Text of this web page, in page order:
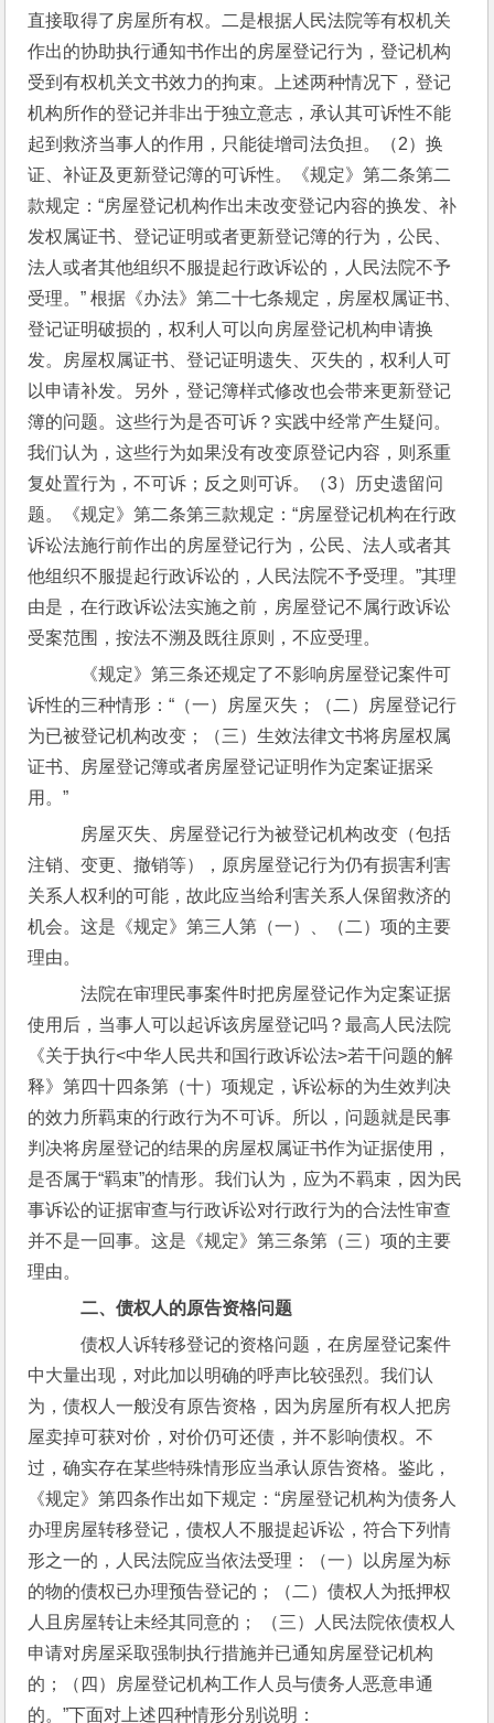
直接取得了房屋所有权。二是根据人民法院等有权机关
作出的协助执行通知书作出的房屋登记行为，登记机构
受到有权机关文书效力的拘束。上述两种情况下，登记
机构所作的登记并非出于独立意志，承认其可诉性不能
起到救济当事人的作用，只能徒增司法负担。（2）换
证、补证及更新登记簿的可诉性。《规定》第二条第二
款规定：“房屋登记机构作出未改变登记内容的换发、补
发权属证书、登记证明或者更新登记簿的行为，公民、
法人或者其他组织不服提起行政诉讼的，人民法院不予
受理。” 根据《办法》第二十七条规定，房屋权属证书、
登记证明破损的，权利人可以向房屋登记机构申请换
发。房屋权属证书、登记证明遗失、灭失的，权利人可
以申请补发。另外，登记簿样式修改也会带来更新登记
簿的问题。这些行为是否可诉？实践中经常产生疑问。
我们认为，这些行为如果没有改变原登记内容，则系重
复处置行为，不可诉；反之则可诉。（3）历史遗留问
题。《规定》第二条第三款规定：“房屋登记机构在行政
诉讼法施行前作出的房屋登记行为，公民、法人或者其
他组织不服提起行政诉讼的，人民法院不予受理。”其理
由是，在行政诉讼法实施之前，房屋登记不属行政诉讼
受案范围，按法不溯及既往原则，不应受理。
《规定》第三条还规定了不影响房屋登记案件可
诉性的三种情形：“（一）房屋灭失；（二）房屋登记行
为已被登记机构改变；（三）生效法律文书将房屋权属
证书、房屋登记簿或者房屋登记证明作为定案证据采
用。”
房屋灭失、房屋登记行为被登记机构改变（包括
注销、变更、撤销等），原房屋登记行为仍有损害利害
关系人权利的可能，故此应当给利害关系人保留救济的
机会。这是《规定》第三人第（一）、（二）项的主要
理由。
法院在审理民事案件时把房屋登记作为定案证据
使用后，当事人可以起诉该房屋登记吗？最高人民法院
《关于执行<中华人民共和国行政诉讼法>若干问题的解
释》第四十四条第（十）项规定，诉讼标的为生效判决
的效力所羁束的行政行为不可诉。所以，问题就是民事
判决将房屋登记的结果的房屋权属证书作为证据使用，
是否属于“羁束”的情形。我们认为，应为不羁束，因为民
事诉讼的证据审查与行政诉讼对行政行为的合法性审查
并不是一回事。这是《规定》第三条第（三）项的主要
理由。
二、债权人的原告资格问题
债权人诉转移登记的资格问题，在房屋登记案件
中大量出现，对此加以明确的呼声比较强烈。我们认
为，债权人一般没有原告资格，因为房屋所有权人把房
屋卖掉可获对价，对价仍可还债，并不影响债权。不
过，确实存在某些特殊情形应当承认原告资格。鉴此，
《规定》第四条作出如下规定：“房屋登记机构为债务人
办理房屋转移登记，债权人不服提起诉讼，符合下列情
形之一的，人民法院应当依法受理：（一）以房屋为标
的物的债权已办理预告登记的；（二）债权人为抵押权
人且房屋转让未经其同意的； （三）人民法院依债权人
申请对房屋采取强制执行措施并已通知房屋登记机构
的；（四）房屋登记机构工作人员与债务人恶意串通
的。”下面对上述四种情形分别说明：